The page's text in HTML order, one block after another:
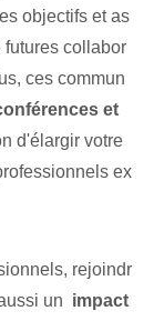
objectifs et as
futures collabor
ces commun
et
d'élargir votre
ex
rejoindr
⁣un
impact